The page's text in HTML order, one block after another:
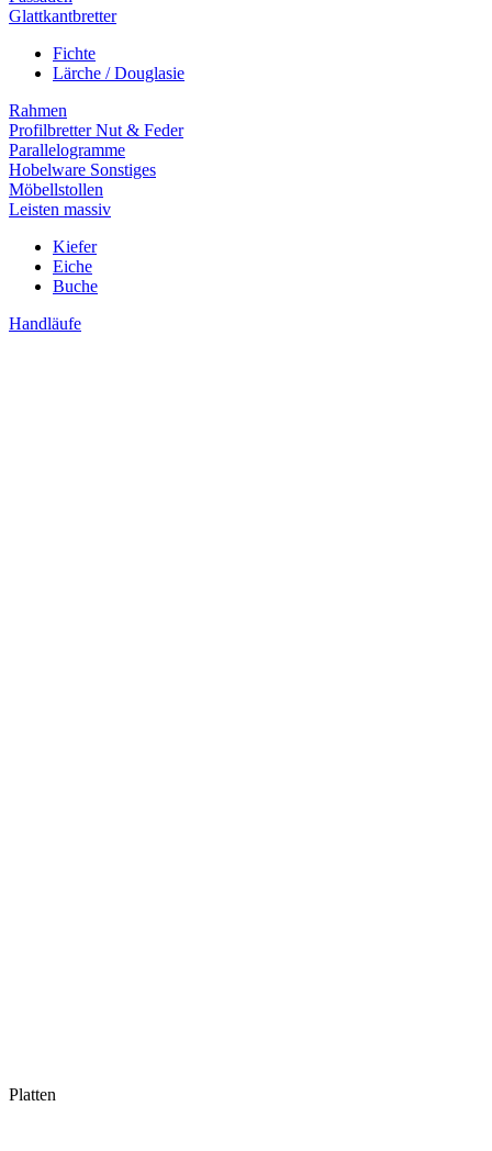
Glattkantbretter
Fichte
Lärche / Douglasie
Rahmen
Profilbretter Nut & Feder
Parallelogramme
Hobelware Sonstiges
Möbellstollen
Leisten massiv
Kiefer
Eiche
Buche
Handläufe
Platten